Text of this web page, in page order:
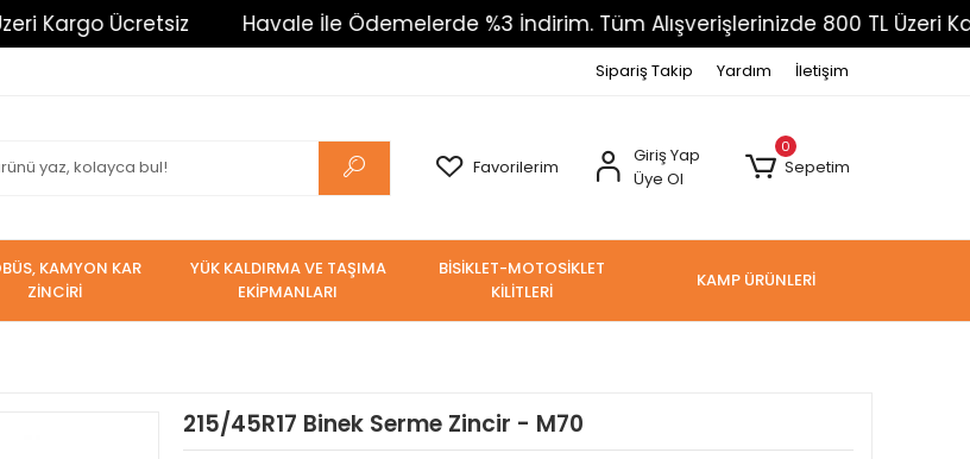
Ücretsiz Havale İle Ödemelerde %3 İndirim. Tüm Alışverişlerinizde 800 TL Üzeri Kargo
Sipariş Takip Yardım İletişim
Favorilerim
Giriş Yap
Üye Ol
0
Sepetim
KAMYON KAR
ZİNCİRİ
YÜK KALDIRMA VE TAŞIMA
EKİPMANLARI
BİSİKLET-MOTOSİKLET
KİLİTLERİ
KAMP ÜRÜNLERİ
215/45R17 Binek Serme Zincir - M70